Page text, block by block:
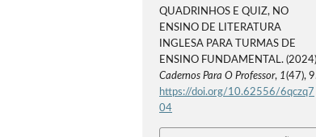
QUADRINHOS E QUIZ, NO
ENSINO DE LITERATURA
INGLESA PARA TURMAS DE
ENSINO FUNDAMENTAL.
Cadernos Para O Professor, 1(47),
https://doi.org/10.62556/6qczq7
04